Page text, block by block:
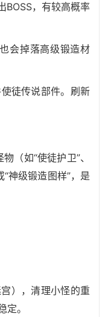
BOSS，有较高概率
会掉落高级锻造材
徒传说部件。刷新
（如“使徒护卫”、
神级锻造图样”，是
），清理小怪的重
。